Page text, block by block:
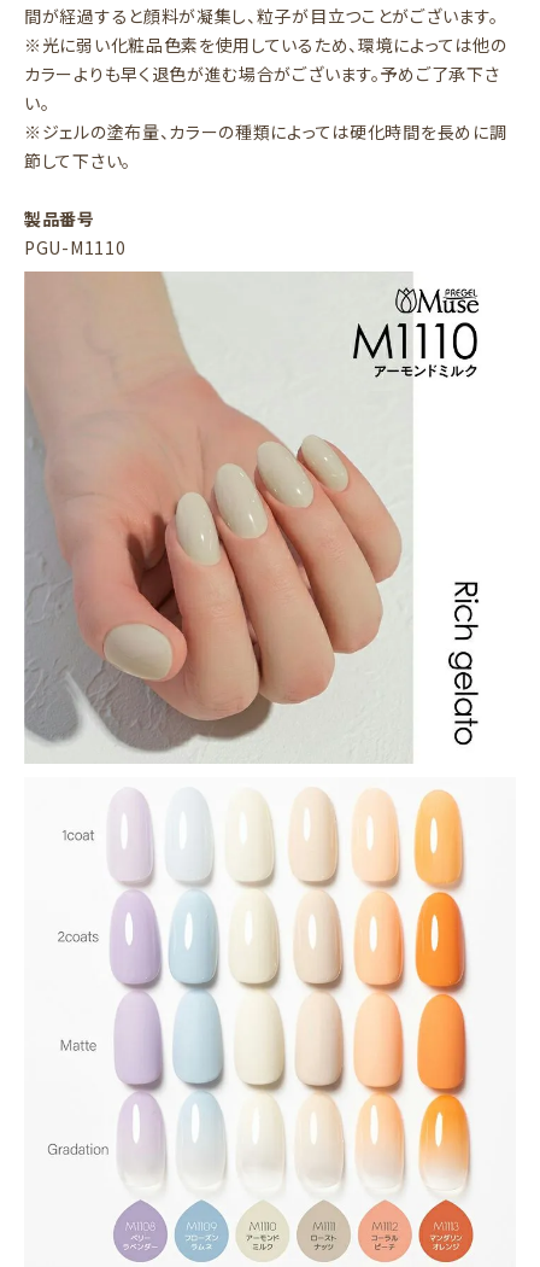
間が経過すると顔料が凝集し、粒子が目立つことがございます。
※光に弱い化粧品色素を使用しているため、環境によっては他の
カラーよりも早く退色が進む場合がございます。予めご了承下さ
い。
※ジェルの塗布量、カラーの種類によっては硬化時間を長めに調
節して下さい。
製品番号
PGU-M1110